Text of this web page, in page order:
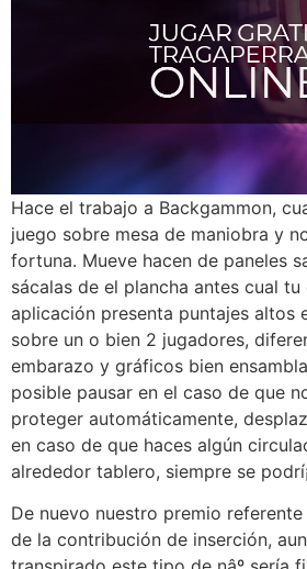
Hace el trabajo a Backgammon,
juego sobre mesa de maniobra y
fortuna. Mueve hacen de paneles
sácalas de el plancha antes cual tu
aplicación presenta puntajes altos
sobre un o bien 2 jugadores,
embarazo y gráficos bien
posible pausar en el caso de que
proteger automáticamente,
en caso de que haces algún
alrededor tablero, siempre se
De nuevo nuestro premio
de la contribución de inserción,